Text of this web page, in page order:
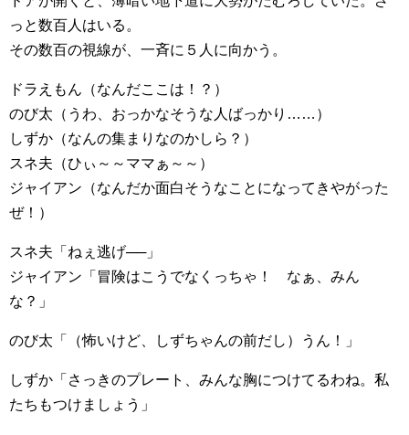
っと数百人はいる。
その数百の視線が、一斉に５人に向かう。
ドラえもん（なんだここは！？）
のび太（うわ、おっかなそうな人ばっかり……）
しずか（なんの集まりなのかしら？）
スネ夫（ひぃ～～ママぁ～～）
ジャイアン（なんだか面白そうなことになってきやがった
ぜ！）
スネ夫「ねぇ逃げ──」
ジャイアン「冒険はこうでなくっちゃ！ なぁ、みん
な？」
のび太「（怖いけど、しずちゃんの前だし）うん！」
しずか「さっきのプレート、みんな胸につけてるわね。私
たちもつけましょう」